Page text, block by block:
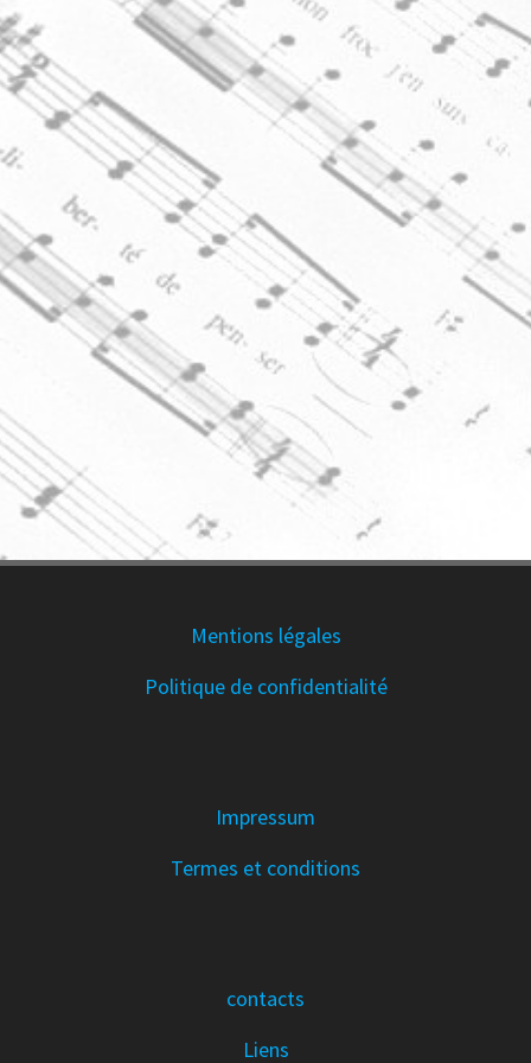
Mentions légales
Politique de confidentialité
Impressum
Termes et conditions
contacts
Liens